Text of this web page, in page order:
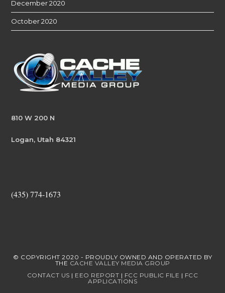
December 2020
October 2020
810 W 200 N
Logan, Utah 84321
(435) 774-1673
© COPYRIGHT 2020 - PROUDLY OWNED AND OPERATED BY
THE CACHE VALLEY MEDIA GROUP
CONTACT US | EEO REPORT | FCC PUBLIC FILE | FCC
APPLICATIONS